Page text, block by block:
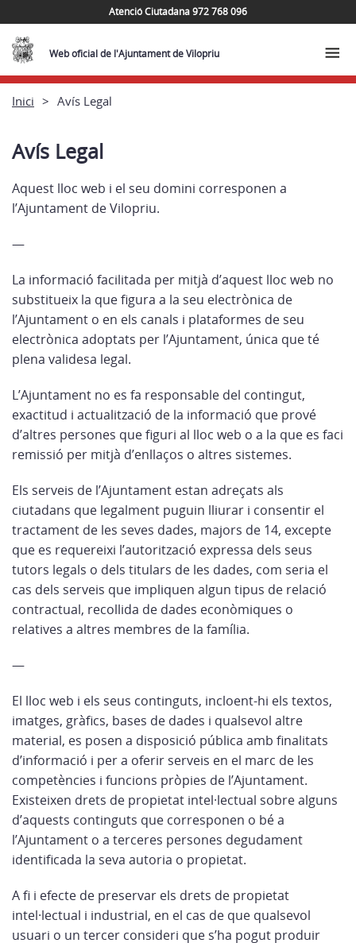
Atenció Ciutadana 972 768 096
Web oficial de l'Ajuntament de Vilopriu
Inici Avís Legal
Avís Legal
Aquest lloc web i el seu domini corresponen a
l’Ajuntament de Vilopriu.
—
La informació facilitada per mitjà d’aquest lloc web no
substitueix la que figura a la seu electrònica de
l’Ajuntament o en els canals i plataformes de seu
electrònica adoptats per l’Ajuntament, única que té
plena validesa legal.
L’Ajuntament no es fa responsable del contingut,
exactitud i actualització de la informació que prové
d’altres persones que figuri al lloc web o a la que es faci
remissió per mitjà d’enllaços o altres sistemes.
Els serveis de l’Ajuntament estan adreçats als
ciutadans que legalment puguin lliurar i consentir el
tractament de les seves dades, majors de 14, excepte
que es requereixi l’autorització expressa dels seus
tutors legals o dels titulars de les dades, com seria el
cas dels serveis que impliquen algun tipus de relació
contractual, recollida de dades econòmiques o
relatives a altres membres de la família.
—
El lloc web i els seus continguts, incloent-hi els textos,
imatges, gràfics, bases de dades i qualsevol altre
material, es posen a disposició pública amb finalitats
d’informació i per a oferir serveis en el marc de les
competències i funcions pròpies de l’Ajuntament.
Existeixen drets de propietat intel·lectual sobre alguns
d’aquests continguts que corresponen o bé a
l’Ajuntament o a terceres persones degudament
identificada la seva autoria o propietat.
A fi i efecte de preservar els drets de propietat
intel·lectual i industrial, en el cas de que qualsevol
usuari o un tercer consideri que s’ha pogut produir